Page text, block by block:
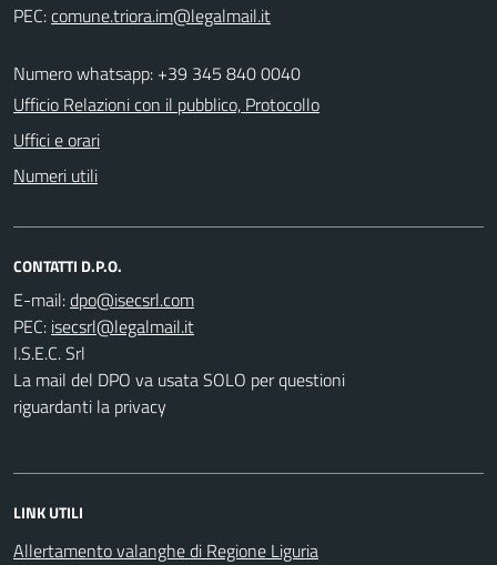
PEC:
Numero whatsapp: +39 345 840 0040
Ufficio Relazioni con il pubblico, Protocollo
Uffici e orari
Numeri utili
CONTATTI D.P.O.
E-mail:
PEC:
I.S.E.C. Srl
La mail del DPO va usata SOLO per questioni
riguardanti la privacy
LINK UTILI
Allertamento valanghe di Regione Liguria